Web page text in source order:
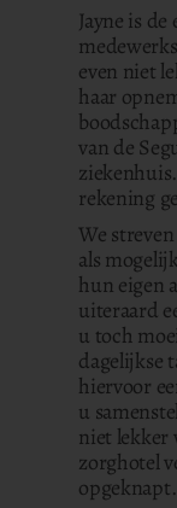
Jayne is
even niet
haar
van de
rekening
We
als
hun eigen
uiteraard
u toch
dagelijkse
hiervoor
u
niet lekker
zorghotel
opgeknapt.